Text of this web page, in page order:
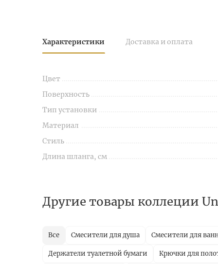
Характеристики Доставка и оплата
Цвет
Поверхность
Тип установки
Материал
Стиль
Длина шланга, см
Другие товары коллеции
Все Смесители для душа Смесители для
Держатели туалетной бумаги Крючки для